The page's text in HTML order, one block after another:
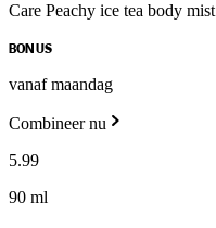
Care Peachy ice tea body mist
BONUS
vanaf maandag
Combineer nu
5.99
90 ml